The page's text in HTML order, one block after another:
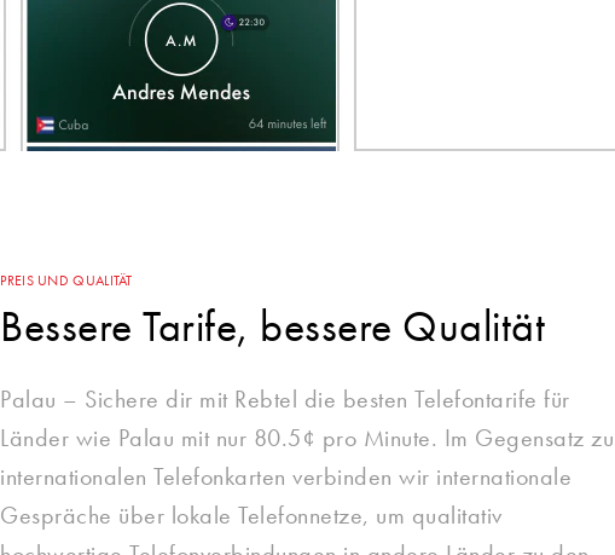
PREIS UND QUALITÄT
Bessere Tarife, bessere Qualität
Palau – Sichere dir mit Rebtel die besten Telefontarife für
Länder wie Palau mit nur 80.5¢ pro Minute. Im Gegensatz zu
internationalen Telefonkarten verbinden wir internationale
Gespräche über lokale Telefonnetze, um qualitativ